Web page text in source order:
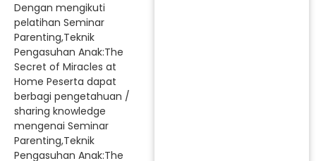
Dengan mengikuti
pelatihan Seminar
Parenting,Teknik
Pengasuhan Anak:The
Secret of Miracles at
Home Peserta dapat
berbagi pengetahuan /
sharing knowledge
mengenai Seminar
Parenting,Teknik
Pengasuhan Anak:The